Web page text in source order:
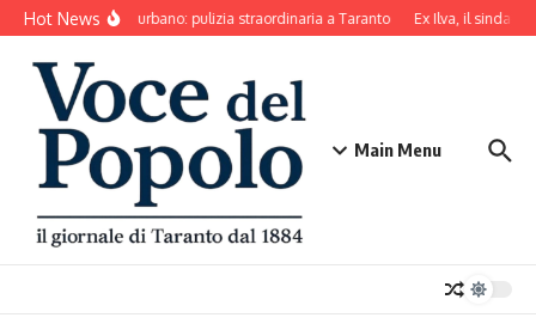
Salta al contenuto
Hot NewsDecoro urbano: pulizia straordinaria a Taranto Ex Ilva, il sindaco
Main Menu